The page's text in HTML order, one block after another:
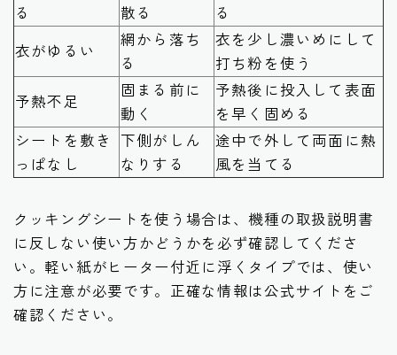
る
散る
る
衣がゆるい
網から落ち
る
衣を少し濃いめにして
打ち粉を使う
予熱不足
固まる前に
動く
予熱後に投入して表面
を早く固める
シートを敷き
っぱなし
下側がしん
なりする
途中で外して両面に熱
風を当てる
クッキングシートを使う場合は、機種の取扱説明書
に反しない使い方かどうかを必ず確認してくださ
い。軽い紙がヒーター付近に浮くタイプでは、使い
方に注意が必要です。正確な情報は公式サイトをご
確認ください。